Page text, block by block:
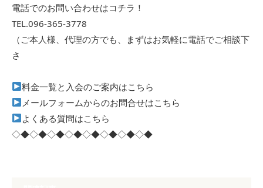
電話でのお問い合わせはコチラ！
TEL.096-365-3778
（ご本人様、代理の方でも、まずはお気軽に電話でご相談下
さ
料金一覧と入会のご案内はこちら
メールフォームからのお問合せはこちら
よくある質問はこちら
◇◆◇◆◇◆◇◆◇◆◇◆◇◆◇◆